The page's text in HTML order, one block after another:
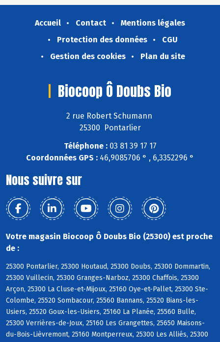
Accueil Contact
Mentions légales
Protection des données
CGU
Gestion des cookies
Plan du site
Biocoop Ô Doubs Bio
2 rue Robert Schumann
25300 Pontarlier
Téléphone :03 81 39 17 17
Coordonnées GPS : 46,9085706 ° , 6,3352296 °
Nous suivre sur
Votre magasin Biocoop Ô Doubs Bio (25300) est proche
de :
25300 Pontarlier, 25300 Houtaud, 25300 Doubs, 25300 Dommartin,
25300 Vuillecin, 25300 Granges-Narboz, 25300 Chaffois, 25300
Arçon, 25300 La Cluse-et-Mijoux, 25160 Oye-et-Pallet, 25300 Ste-
Colombe, 25520 Sombacour, 25560 Bannans, 25520 Bians-les-
Usiers, 25520 Goux-les-Usiers, 25160 La Planée, 25560 Bulle,
25300 Verrières-de-Joux, 25160 Les Grangettes, 25650 Maisons-
du-Bois-Lièvremont, 25160 Montperreux, 25300 Les Alliés, 25300